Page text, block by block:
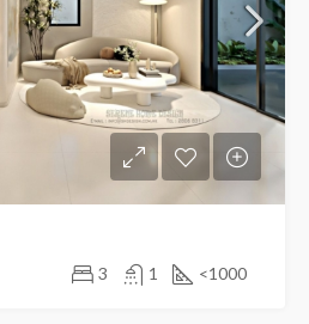
3 1 <1000